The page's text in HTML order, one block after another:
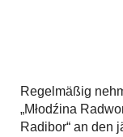
Regelmäßig
„Młodźina
Radibor“ an den